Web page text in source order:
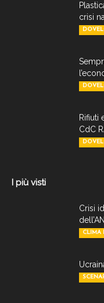
crisi
Rifiuti
CdC
I più visti
Crisi
CLIMA